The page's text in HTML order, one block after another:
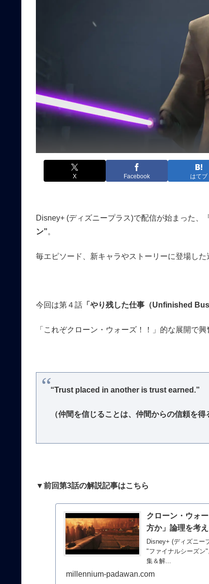
X Facebook はてブ
Disney+ (ディズニープラス)で配信が始まった、
ン”。
毎エピソード、新キャラやストーリーに登場し
今回は第４話 「やり残した仕事（Unfinished
「これぞクローン・ウォーズ！！」的な展開で興
“Trust placed in another is trust earned.”
（仲間を信じることは、仲間からの信頼を得
▼前回第3話の解説記事はこちら
クローン・ウォ
方か」論理を考
Disney+ (ディズニー
"ファイナルシーズン
集＆解...
millennium-padawan.com